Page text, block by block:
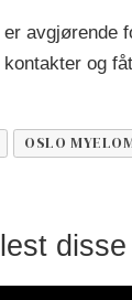
og
OSLO